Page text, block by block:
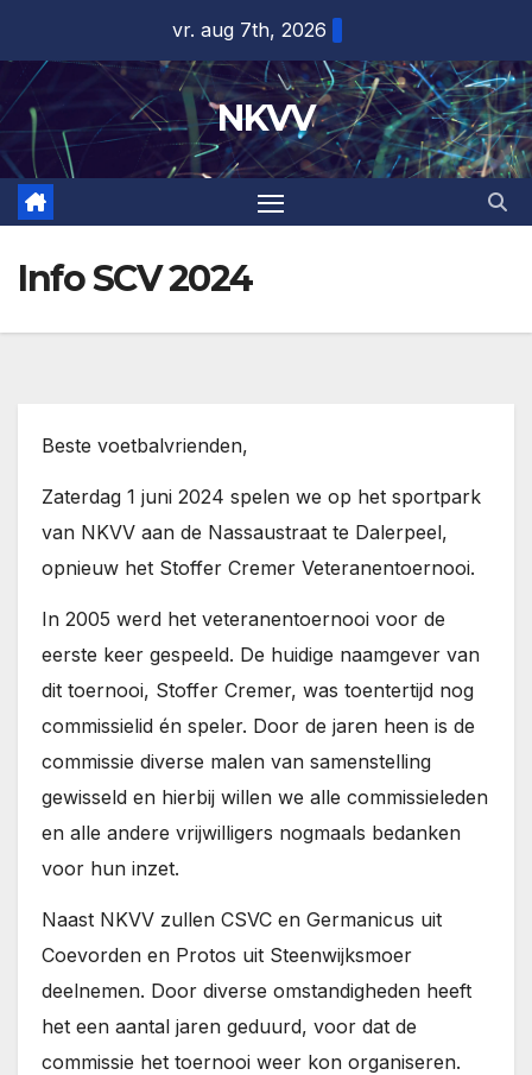
inhoud
vr. aug 7th, 2026
NKVV
Info SCV 2024
Beste voetbalvrienden,
Zaterdag 1 juni 2024 spelen we op het sportpark
van NKVV aan de Nassaustraat te Dalerpeel,
opnieuw het Stoffer Cremer Veteranentoernooi.
In 2005 werd het veteranentoernooi voor de
eerste keer gespeeld. De huidige naamgever van
dit toernooi, Stoffer Cremer, was toentertijd nog
commissielid én speler. Door de jaren heen is de
commissie diverse malen van samenstelling
gewisseld en hierbij willen we alle commissieleden
en alle andere vrijwilligers nogmaals bedanken
voor hun inzet.
Naast NKVV zullen CSVC en Germanicus uit
Coevorden en Protos uit Steenwijksmoer
deelnemen. Door diverse omstandigheden heeft
het een aantal jaren geduurd, voor dat de
commissie het toernooi weer kon organiseren.